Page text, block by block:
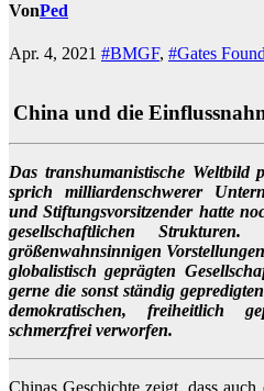
VonPed
Apr. 4, 2021 #BMGF, #Gates
China und die
Das transhumanistische Weltbild
sprich milliardenschwerer
und Stiftungsvorsitzender hatte
gesellschaftlichen
größenwahnsinnigen
globalistisch geprägten
gerne die sonst ständig
demokratischen, freiheitlich
schmerzfrei verworfen.